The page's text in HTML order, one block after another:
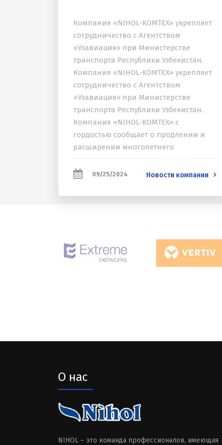
Компания «NIHOL-KOMTEX» укрепляет
сотрудничество с Агентством
«Узавиация» при Министерстве
транспорта Республики Узбекистан.
Компания «NIHOL-KOMTEX» укрепляет
сотрудничество с Агентством
«Узавиация» при Министерстве
транспорта Республики Узбекистан.
Компания «NIHOL-KOMTEX» с
гордостью сообщает о продлении и
расширении многолетнего
«Узавиация», действующим при
Узбекистан. В рамках нового договора
09/25/2024 Новости компании
О нас
NIHOL – это команда профессионалов, имеющая